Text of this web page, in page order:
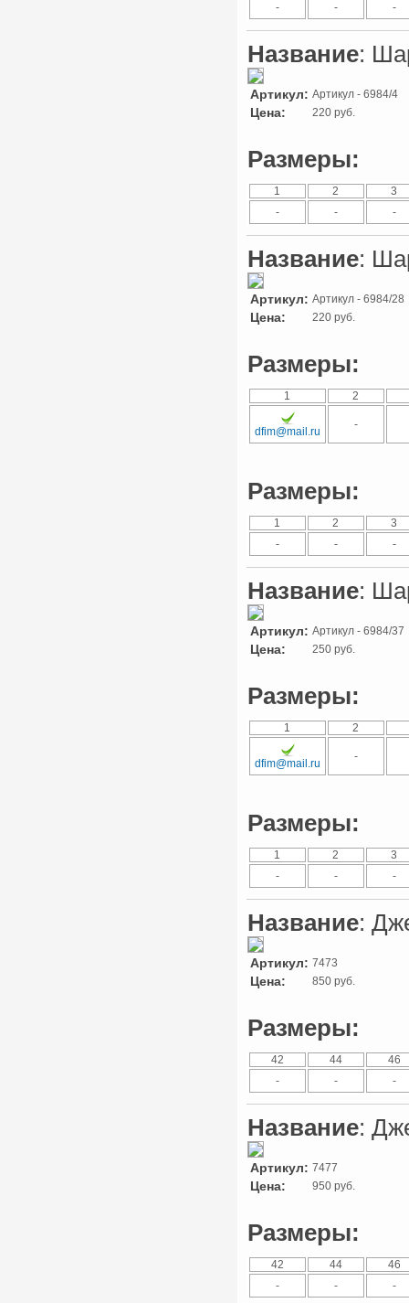
- - -
Название:
Артикул: Артикул - 6984/4
Цена: 220 руб.
Размеры:
1 2
3
-
- -
Название:
Артикул: Артикул - 6984/28
Цена: 220 руб.
Размеры:
1 2
dfim@mail.ru
-
Размеры:
1 2
3
-
- -
Название:
Артикул: Артикул - 6984/37
Цена: 250 руб.
Размеры:
1 2
dfim@mail.ru
-
Размеры:
1 2
3
-
- -
Название:
Артикул: 7473
Цена: 850 руб.
Размеры:
42 44
46
-
- -
Название:
Артикул: 7477
Цена: 950 руб.
Размеры:
42 44
46
-
- -